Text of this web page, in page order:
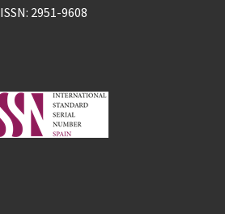
ISSN: 2951-9608